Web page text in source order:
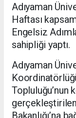
Adıyaman
Haftası
Engelsiz
sahipliği yaptı.
Adıyaman
Topluluğu’nun
Bakanlığı’na